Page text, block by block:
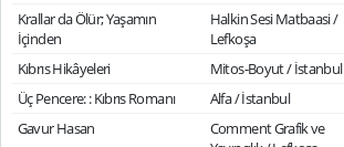
Krallar da Ölür; Yaşamın
İçinden
Halkin Sesi Matbaasi /
Lefkoşa
Kıbrıs Hikâyeleri Mitos-Boyut / İstanbul
Üç Pencere: : Kıbrıs Romanı
Alfa / İstanbul
Gavur Hasan
Comment Grafik ve